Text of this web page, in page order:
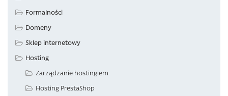
Formalności
Domeny
Sklep internetowy
Hosting
Zarządzanie hostingiem
Hosting PrestaShop